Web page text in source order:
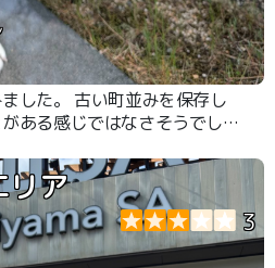
した。 古い町並みを保存し
ある感じではなさそうでした
リア
3